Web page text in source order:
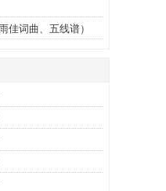
佳词曲、五线谱）